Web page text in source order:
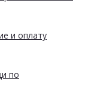
и оплату
по